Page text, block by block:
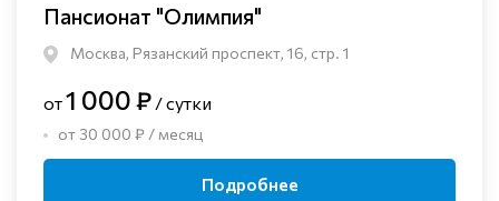
Пансионат "Олимпия"
Москва, Рязанский проспект, 16, стр. 1
от1 000 ₽ / сутки
от 30 000 ₽ / месяц
Подробнее